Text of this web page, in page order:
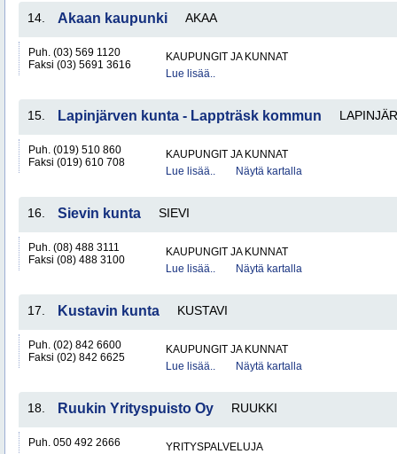
14. Akaan kaupunki AKAA
Puh. (03) 569 1120
Faksi (03) 5691 3616
KAUPUNGIT JA KUNNAT
Lue lisää..
15. Lapinjärven kunta - Lappträsk kommun
Puh. (019) 510 860
Faksi (019) 610 708
KAUPUNGIT JA KUNNAT
Lue lisää..
Näytä kartalla
16. Sievin kunta SIEVI
Puh. (08) 488 3111
Faksi (08) 488 3100
KAUPUNGIT JA KUNNAT
Lue lisää..
Näytä kartalla
17. Kustavin kunta KUSTAVI
Puh. (02) 842 6600
Faksi (02) 842 6625
KAUPUNGIT JA KUNNAT
Lue lisää..
Näytä kartalla
18. Ruukin Yrityspuisto Oy RUUKKI
Puh. 050 492 2666
YRITYSPALVELUJA